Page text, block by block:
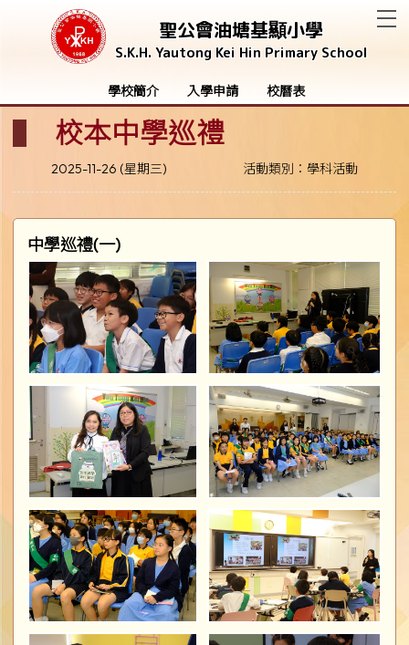
聖公會油塘基顯小學
S.K.H. Yautong Kei Hin Primary School
學校簡介 入學申請 校曆表
校本中學巡禮
2025-11-26 (星期三) 活動類別：學科活動
中學巡禮(一)